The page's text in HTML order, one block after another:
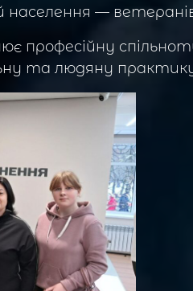
населення —
професійну
та людяну